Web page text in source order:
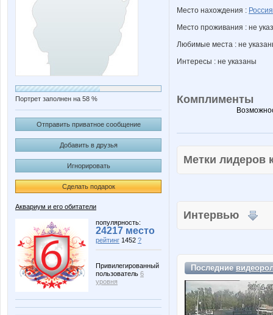
Портрет заполнен на 58 %
Отправить приватное сообщение
Добавить в друзья
Игнорировать
Сделать подарок
Аквариум и его обитатели
популярность:
24217 место
рейтинг 1452 ?
Привилегированный
пользователь 6
уровня
Место нахождения : Россия
Место проживания : не
Любимые места : не
Интересы : не указаны
Комплименты
Метки
Интервью
Последние